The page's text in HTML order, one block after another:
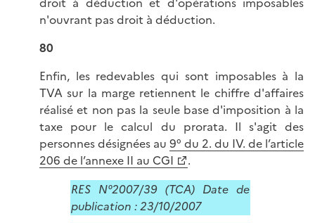
n'ouvrant pas droit à déduction.
80
Enfin, les redevables qui sont imposables à la
TVA sur la marge retiennent le chiffre d'affaires
réalisé et non pas la seule base d'imposition à la
taxe pour le calcul du prorata. Il s'agit des
personnes désignées au 9° du 2. du IV. de l’article
206 de l’annexe II au CGI
.
RES N°2007/39 (TCA) Date de
publication : 23/10/2007